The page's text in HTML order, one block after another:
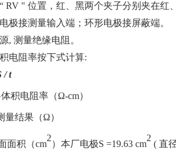
RV " 位置，红、黑两个夹子分别夹在红
极接测量输入端；环形电极接屏蔽端。
, 测量绝缘电阻。
电阻率按下式计算:
/ t
积电阻率（Ω-cm）
量结果（Ω）
面积（cm
2
）本厂电极S =19.63 cm
2
( 直